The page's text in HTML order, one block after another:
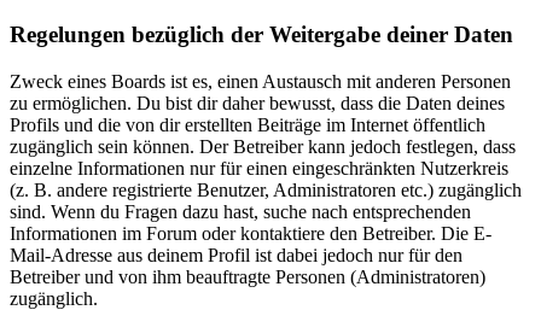
Regelungen bezüglich der Weitergabe deiner Daten
Zweck eines Boards ist es, einen Austausch mit anderen Personen
zu ermöglichen. Du bist dir daher bewusst, dass die Daten deines
Profils und die von dir erstellten Beiträge im Internet öffentlich
zugänglich sein können. Der Betreiber kann jedoch festlegen, dass
einzelne Informationen nur für einen eingeschränkten Nutzerkreis
(z. B. andere registrierte Benutzer, Administratoren etc.) zugänglich
sind. Wenn du Fragen dazu hast, suche nach entsprechenden
Informationen im Forum oder kontaktiere den Betreiber. Die E-
Mail-Adresse aus deinem Profil ist dabei jedoch nur für den
Betreiber und von ihm beauftragte Personen (Administratoren)
zugänglich.